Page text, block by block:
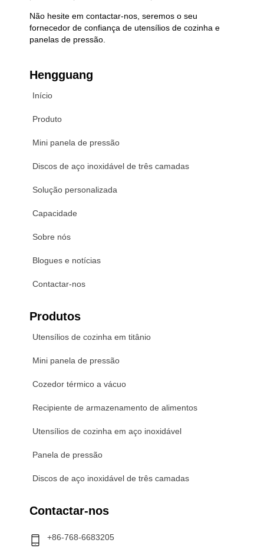
Não hesite em contactar-nos, seremos o seu
fornecedor de confiança de utensílios de cozinha e
panelas de pressão.
Hengguang
Início
Produto
Mini panela de pressão
Discos de aço inoxidável de três camadas
Solução personalizada
Capacidade
Sobre nós
Blogues e notícias
Contactar-nos
Produtos
Utensílios de cozinha em titânio
Mini panela de pressão
Cozedor térmico a vácuo
Recipiente de armazenamento de alimentos
Utensílios de cozinha em aço inoxidável
Panela de pressão
Discos de aço inoxidável de três camadas
Contactar-nos
+86-768-6683205